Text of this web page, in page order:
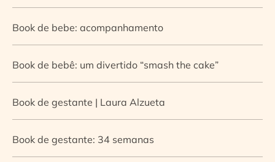
Book de bebe: acompanhamento
Book de bebê: um divertido “smash the cake”
Book de gestante | Laura Alzueta
Book de gestante: 34 semanas